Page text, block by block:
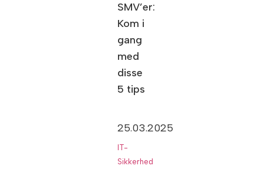
SMV’er:
Kom i
gang
med
disse
5 tips
25.03.2025
IT-
Sikkerhed